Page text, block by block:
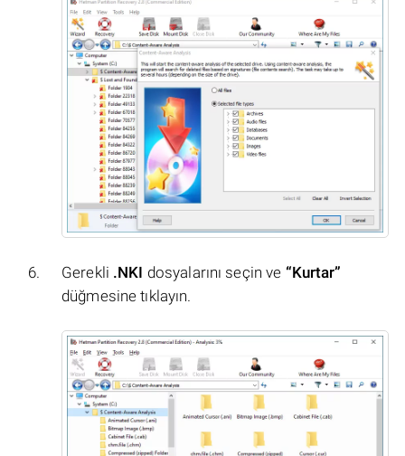
Gerekli .NKI dosyalarını seçin ve “Kurtar”
düğmesine tıklayın.